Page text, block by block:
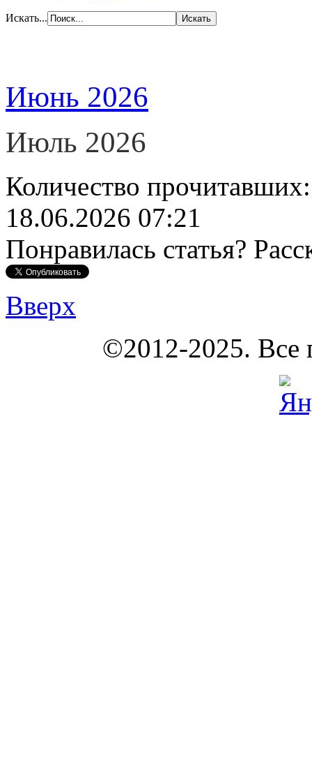
Искать...
Июнь 2026
Июль 2026
Количество
18.06.2026 07:21
Понравилась статья?
Вверх
©2012-2025. Все